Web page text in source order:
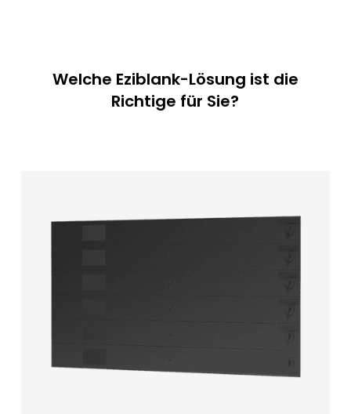
Welche Eziblank-Lösung ist die
Richtige für Sie?